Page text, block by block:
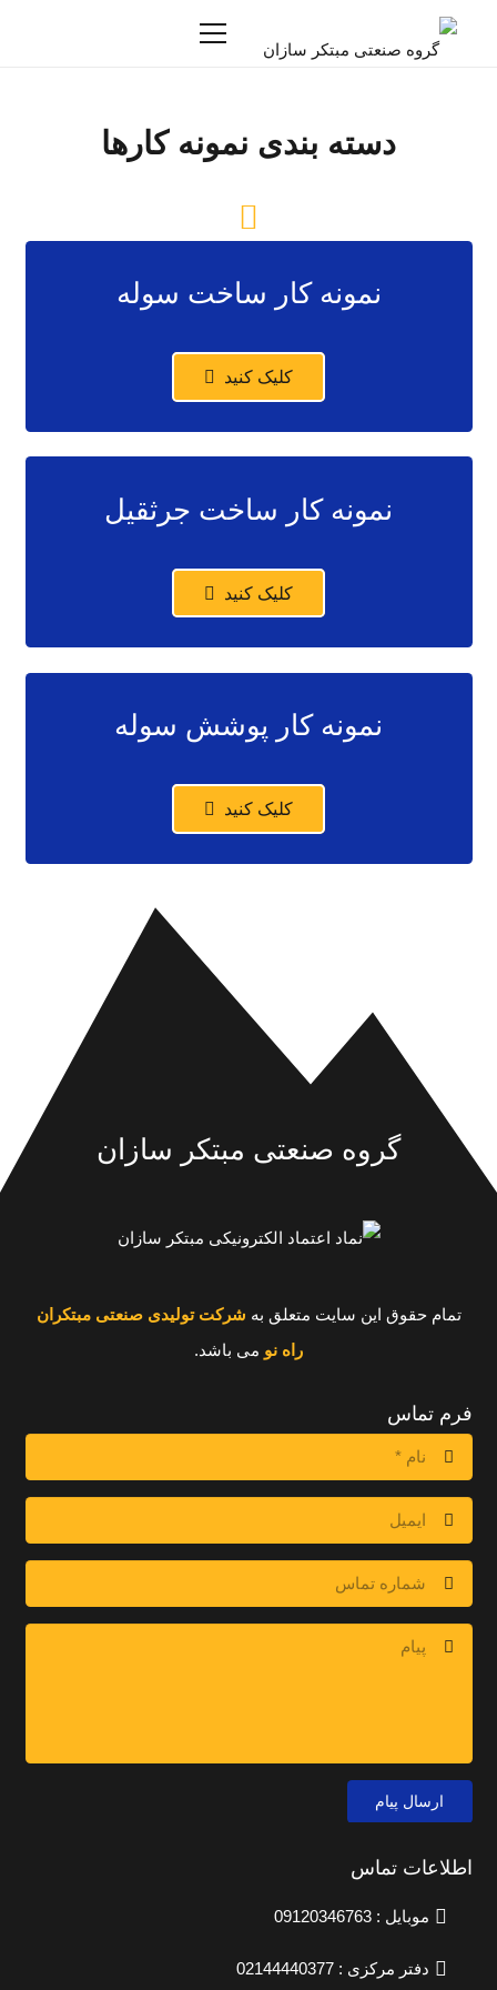
دسته بندی نمونه کارها
نمونه کار ساخت سوله
کلیک کنید
نمونه کار ساخت جرثقیل
کلیک کنید
نمونه کار پوشش سوله
کلیک کنید
گروه صنعتی مبتکر سازان
تمام حقوق این سایت متعلق به شرکت تولیدی صنعتی مبتکران
راه نو می باشد.
فرم تماس
ارسال پیام
اطلاعات تماس
موبایل : 09120346763
دفتر مرکزی : 02144440377